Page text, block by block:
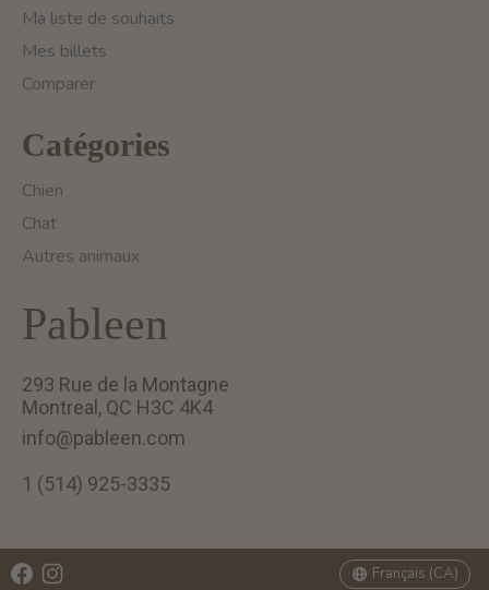
Ma liste de souhaits
Mes billets
Comparer
Catégories
Chien
Chat
Autres animaux
Pableen
293 Rue de la Montagne
Montreal, QC H3C 4K4
info@pableen.com
1 (514) 925-3335
Français (CA)